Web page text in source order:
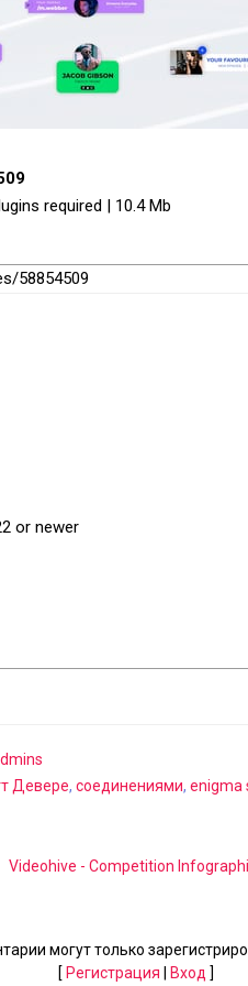
required | 10.4 Mb
58854509
or newer
Девере, соединениями, enigma
Videohive - Competition
могут только
[ Регистрация Вход ]